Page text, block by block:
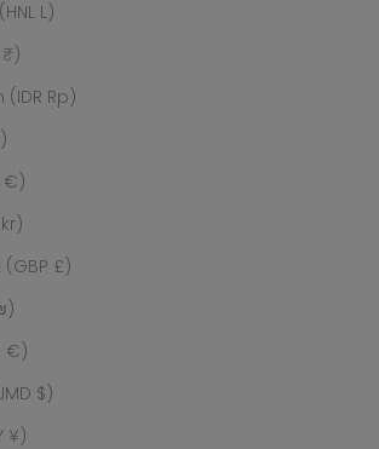
L)
Rp)
€)
£)
€)
$)
¥)